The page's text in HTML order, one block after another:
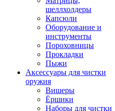
шеллхолдеры
Капсюли
Оборудование и
инструменты
Пороховницы
Прокладки
Пыжи
Аксессуары для чистки
оружия
Вишеры
Ёршики
Наборы для чистки